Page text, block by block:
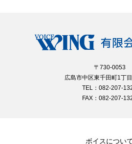
〒730-0053
広島市中区東千田町1丁
TEL：082-207-
FAX：082-207-
ボイスについ